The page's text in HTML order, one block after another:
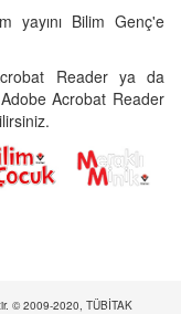
yayını Bilim Genç'e
Reader ya da
Acrobat Reader
© 2009-2020, TÜBİTAK